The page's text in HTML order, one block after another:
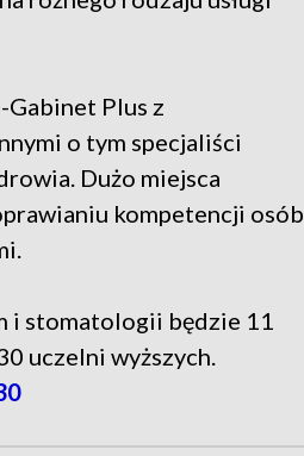
Plus z
o tym specjaliści
Dużo miejsca
kompetencji osób
i stomatologii będzie 11
uczelni wyższych.